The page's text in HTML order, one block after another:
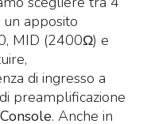
apposito
MID (2400Ω) e
di ingresso a
preamplificazione
. Anche in